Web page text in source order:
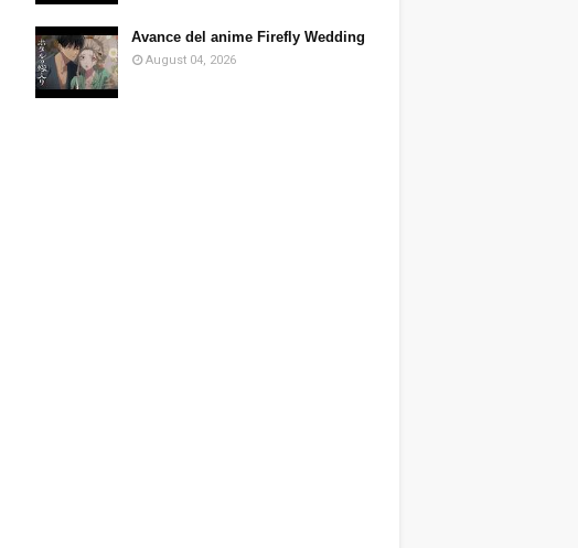
Avance del anime Firefly Wedding
August 04, 2026